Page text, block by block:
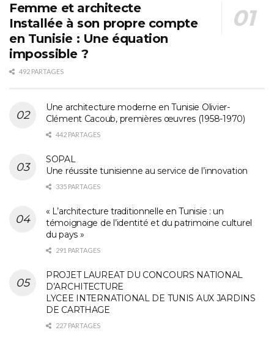
Femme et architecte
Installée à son propre compte
en Tunisie : Une équation
impossible ?
492 PARTAGES
Une architecture moderne en Tunisie Olivier-
Clément Cacoub, premières œuvres (1958-1970)
442 PARTAGES
SOPAL
Une réussite tunisienne au service de l’innovation
335 PARTAGES
« L’architecture traditionnelle en Tunisie : un
témoignage de l’identité et du patrimoine culturel
du pays »
291 PARTAGES
PROJET LAUREAT DU CONCOURS NATIONAL
D’ARCHITECTURE
LYCEE INTERNATIONAL DE TUNIS AUX JARDINS
DE CARTHAGE
227 PARTAGES